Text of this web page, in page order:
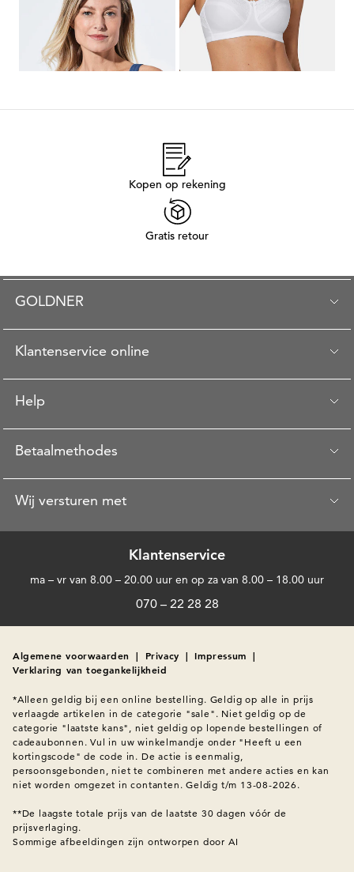
Minimizer-bh zonder beugel
34,97 €49,95 €
Kopen op rekening
Gratis retour
GOLDNER
Klantenservice online
Help
Betaalmethodes
Wij versturen met
Klantenservice
ma – vr van 8.00 – 20.00 uur en op za van 8.00 – 18.00 uur
070 – 22 28 28
Algemene voorwaarden | Privacy | Impressum |
Verklaring van toegankelijkheid
*Alleen geldig bij een online bestelling. Geldig op alle in prijs
verlaagde artikelen in de categorie "sale". Niet geldig op de
categorie "laatste kans", niet geldig op lopende bestellingen of
cadeaubonnen. Vul in uw winkelmandje onder "Heeft u een
kortingscode" de code in. De actie is eenmalig,
persoonsgebonden, niet te combineren met andere acties en kan
niet worden omgezet in contanten. Geldig t/m 13-08-2026.
**De laagste totale prijs van de laatste 30 dagen vóór de
prijsverlaging.
Sommige afbeeldingen zijn ontworpen door AI